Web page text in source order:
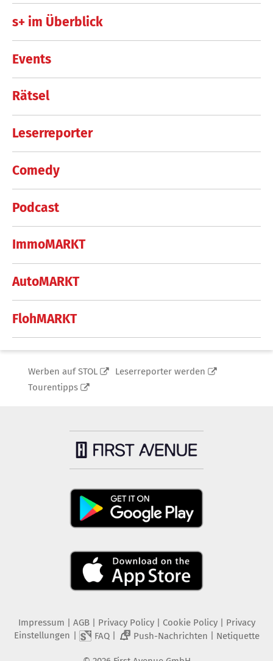
s+ im Überblick
Events
Rätsel
Leserreporter
Comedy
Podcast
ImmoMARKT
AutoMARKT
FlohMARKT
Werben auf STOL
Leserreporter werden
Tourentipps
Impressum | AGB | Privacy Policy| Cookie Policy| Privacy
Einstellungen | FAQ| 2 Push-Nachrichten | Netiquette